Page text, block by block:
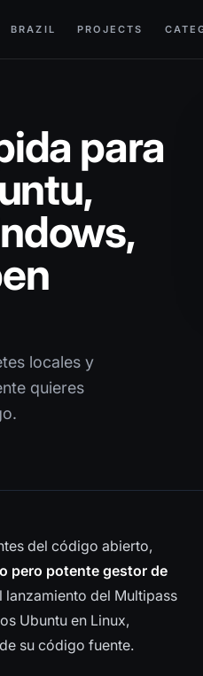
BRAZIL PROJECTS
para
locales y
quieres
del código abierto,
pero potente gestor de
lanzamiento del Multipass
Ubuntu en Linux,
su código fuente.